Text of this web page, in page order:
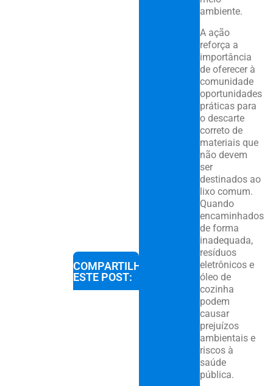
COMPARTILHE
ESTE POST:
ambiente.
A ação
reforça a
importância
de oferecer à
comunidade
oportunidades
práticas para
o descarte
correto de
materiais que
não devem
ser
destinados ao
lixo comum.
Quando
encaminhados
de forma
inadequada,
resíduos
eletrônicos e
óleo de
cozinha
podem
causar
prejuízos
ambientais e
riscos à
saúde
pública.